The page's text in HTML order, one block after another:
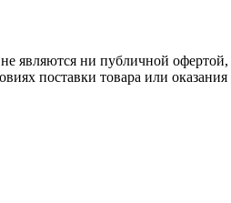
ни публичной офертой,
поставки товара или оказания